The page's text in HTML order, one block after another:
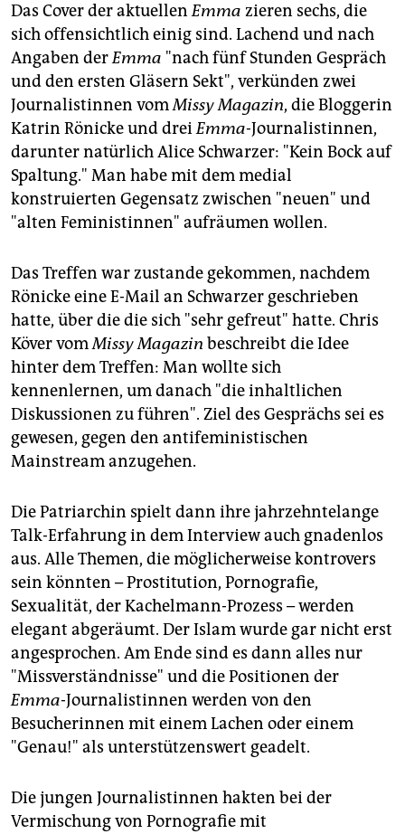
Das Cover der aktuellenEmma zieren sechs, die
sich offensichtlich einig sind. Lachend und nach
Angaben derEmma "nach fünf Stunden Gespräch
und den ersten Gläsern Sekt", verkünden zwei
Journalistinnen vomMissy Magazin, die Bloggerin
Katrin Rönicke und dreiEmma-Journalistinnen,
darunter natürlich Alice Schwarzer: "Kein Bock auf
Spaltung." Man habe mit dem medial
konstruierten Gegensatz zwischen "neuen" und
"alten Feministinnen" aufräumen wollen.
Das Treffen war zustande gekommen, nachdem
Rönicke eine E-Mail an Schwarzer geschrieben
hatte, über die die sich "sehr gefreut" hatte. Chris
Köver vomMissy Magazin beschreibt die Idee
hinter dem Treffen: Man wollte sich
kennenlernen, um danach "die inhaltlichen
Diskussionen zu führen". Ziel des Gesprächs sei es
gewesen, gegen den antifeministischen
Mainstream anzugehen.
Die Patriarchin spielt dann ihre jahrzehntelange
Talk-Erfahrung in dem Interview auch gnadenlos
aus. Alle Themen, die möglicherweise kontrovers
sein könnten – Prostitution, Pornografie,
Sexualität, der Kachelmann-Prozess – werden
elegant abgeräumt. Der Islam wurde gar nicht erst
angesprochen. Am Ende sind es dann alles nur
"Missverständnisse" und die Positionen der
Emma-Journalistinnen werden von den
Besucherinnen mit einem Lachen oder einem
"Genau!" als unterstützenswert geadelt.
Die jungen Journalistinnen hakten bei der
Vermischung von Pornografie mit